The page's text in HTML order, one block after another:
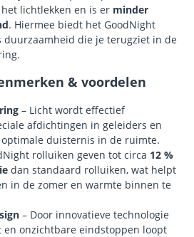
lichtlekken en is er minder
. Hiermee biedt het GoodNight
duurzaamheid die je terugziet in de
& voordelen
– Licht wordt effectief
afdichtingen in geleiders en
duisternis in de ruimte.
rolluiken geven tot circa 12 %
dan standaard rolluiken, wat helpt
in de zomer en warmte binnen te
– Door innovatieve technologie
en onzichtbare eindstoppen loopt